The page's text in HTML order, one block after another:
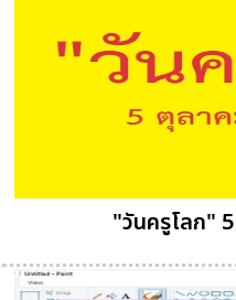
"วันครูโลก"